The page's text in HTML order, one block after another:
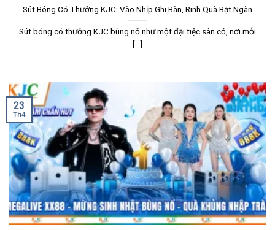
Sút Bóng Có Thưởng KJC: Vào Nhịp Ghi Bàn, Rinh Quà Bạt Ngàn
Sút bóng có thưởng KJC bùng nổ như một đại tiệc sân cỏ, nơi mỗi
[...]
23
Th4